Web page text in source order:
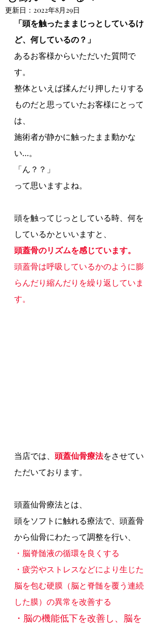
更新日： 2022年8月29日
「頭を触ったままじっとしているけ
ど、何しているの？」
あるお客様からいただいた質問で
す。
整体といえば揉んだり押したりする
ものだと思っていたお客様にとって
は、
施術者が静かに触ったまま動かな
い…。
「ん？？」
って思いますよね。
頭を触ってじっとしている時、何を
しているかといいますと、
頭蓋骨のリズムを感じています。
頭蓋骨は呼吸しているかのように膨
らんだり縮んだりを繰り返していま
す。
当店では、 頭蓋仙骨療法をさせてい
ただいております。
頭蓋仙骨療法とは、
頭をソフトに触れる療法で、頭蓋骨
から仙骨にわたって調整を行い、
・脳脊髄液の循環を良くする
・疲労やストレスなどにより生じた
脳を包む硬膜（脳と脊髄を覆う連続
した膜）の異常を改善する
・脳の機能低下を改善し、脳を